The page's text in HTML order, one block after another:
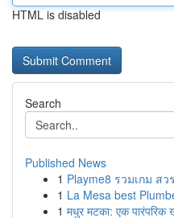
HTML is disabled
Search
Published News
1 Playme8 รวมเกม ส
1 La Mesa best
1 मधुर मटका: एक पारंपरिक